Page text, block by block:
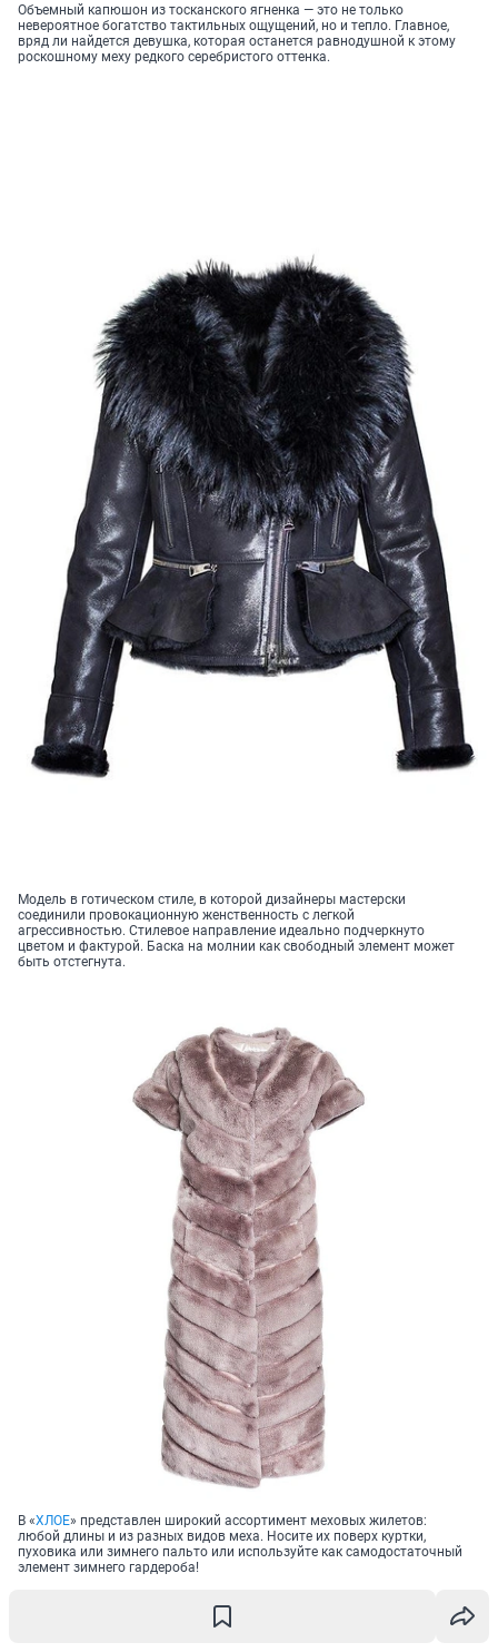
Объемный капюшон из тосканского ягненка — это не только
невероятное богатство тактильных ощущений, но и тепло. Главное,
вряд ли найдется девушка, которая останется равнодушной к этому
роскошному меху редкого серебристого оттенка.
Модель в готическом стиле, в которой дизайнеры мастерски
соединили провокационную женственность с легкой
агрессивностью. Стилевое направление идеально подчеркнуто
цветом и фактурой. Баска на молнии как свободный элемент может
быть отстегнута.
В «ХЛОЕ» представлен широкий ассортимент меховых жилетов:
любой длины и из разных видов меха. Носите их поверх куртки,
пуховика или зимнего пальто или используйте как самодостаточный
элемент зимнего гардероба!